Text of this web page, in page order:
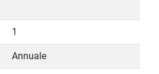
1
Annuale